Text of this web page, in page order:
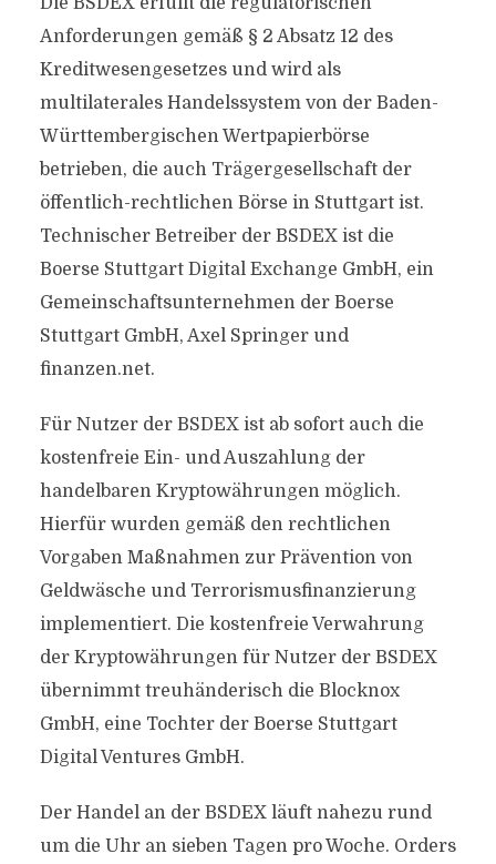
Anforderungen gemäß § 2 Absatz 12 des
Kreditwesengesetzes und wird als
multilaterales Handelssystem von der Baden-
Württembergischen Wertpapierbörse
betrieben, die auch Trägergesellschaft der
öffentlich-rechtlichen Börse in Stuttgart ist.
Technischer Betreiber der BSDEX ist die
Boerse Stuttgart Digital Exchange GmbH, ein
Gemeinschaftsunternehmen der Boerse
Stuttgart GmbH, Axel Springer und
finanzen.net.
Für Nutzer der BSDEX ist ab sofort auch die
kostenfreie Ein- und Auszahlung der
handelbaren Kryptowährungen möglich.
Hierfür wurden gemäß den rechtlichen
Vorgaben Maßnahmen zur Prävention von
Geldwäsche und Terrorismusfinanzierung
implementiert. Die kostenfreie Verwahrung
der Kryptowährungen für Nutzer der BSDEX
übernimmt treuhänderisch die Blocknox
GmbH, eine Tochter der Boerse Stuttgart
Digital Ventures GmbH.
Der Handel an der BSDEX läuft nahezu rund
um die Uhr an sieben Tagen pro Woche. Orders